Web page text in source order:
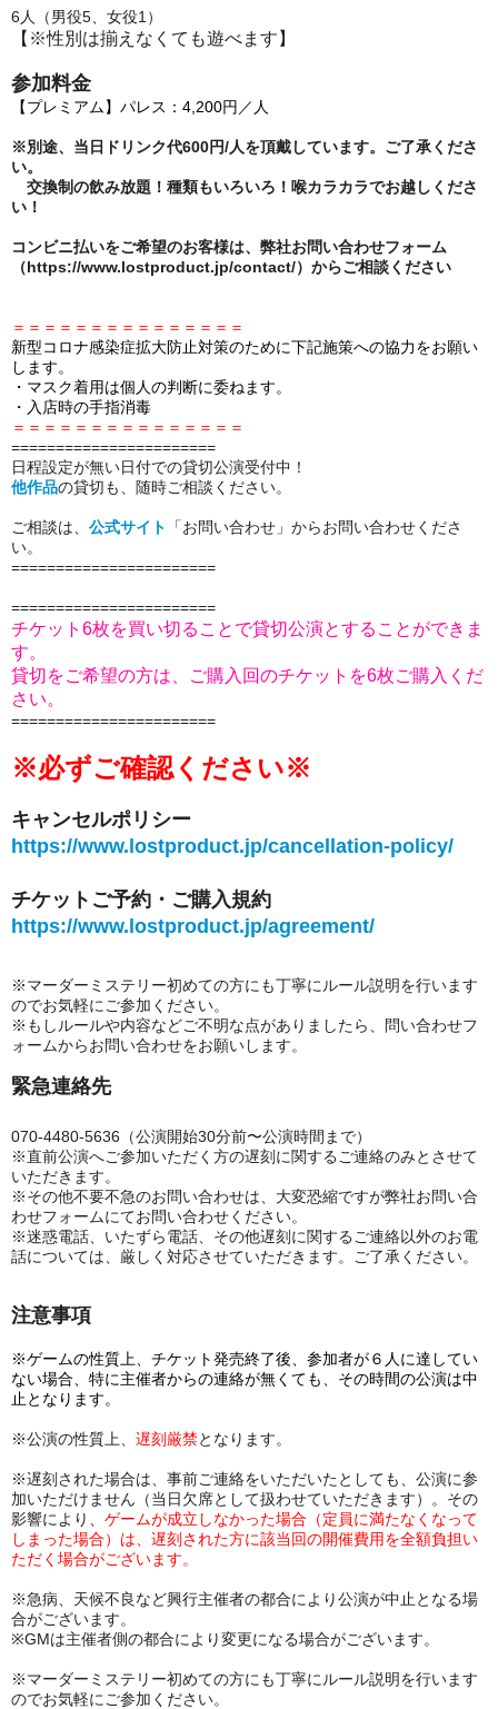
6人（男役5、女役1）
【※性別は揃えなくても遊べます】
参加料金
【プレミアム】パレス：4,200円／人
※別途、当日ドリンク代600円/人を頂戴しています。ご了承くださ
い。
交換制の飲み放題！種類もいろいろ！喉カラカラでお越しくださ
い！
コンビニ払いをご希望のお客様は、弊社お問い合わせフォーム
（https://www.lostproduct.jp/contact/）からご相談ください
＝＝＝＝＝＝＝＝＝＝＝＝＝＝＝
新型コロナ感染症拡大防止対策のために下記施策への協力をお願い
します。
・マスク着用は個人の判断に委ねます。
・入店時の手指消毒
＝＝＝＝＝＝＝＝＝＝＝＝＝＝＝
=======================
日程設定が無い日付での貸切公演受付中！
他作品の貸切も、随時ご相談ください。
ご相談は、 公式サイト
「お問い合わせ」からお問い合わせくださ
い。
=======================
=======================
チケット6枚を買い切ることで貸切公演とすることができま
す。
貸切をご希望の方は、ご購入回のチケットを6枚ご購入くだ
さい。
=======================
※必ずご確認ください※
キャンセルポリシー
https://www.lostproduct.jp/cancellation-policy/
チケットご予約・ご購入規約
https://www.lostproduct.jp/agreement/
※マーダーミステリー初めての方にも丁寧にルール説明を行います
のでお気軽にご参加ください。
※もしルールや内容などご不明な点がありましたら、問い合わせフ
ォームからお問い合わせをお願いします。
緊急連絡先
070-4480-5636（公演開始30分前〜公演時間まで）
※直前公演へご参加いただく方の遅刻に関するご連絡のみとさせて
いただきます。
※その他不要不急のお問い合わせは、大変恐縮ですが弊社お問い合
わせフォームにてお問い合わせください。
※迷惑電話、いたずら電話、その他遅刻に関するご連絡以外のお電
話については、厳しく対応させていただきます。ご了承ください。
注意事項
※ゲームの性質上、 チケット発売終了後 、参加者が６人に達してい
ない場合 、特に主催者からの連絡が無くても、その時間の公演は中
止となります。
※公演の性質上、 遅刻厳禁となります。
※遅刻された場合は、事前ご連絡をいただいたとしても、公演に参
加いただけません（当日欠席として扱わせていただきます）。その
影響により、 ゲームが成立しなかった場合（定員に満たなくなって
しまった場合）は、遅刻された方に該当回の開催費用を全額負担い
ただく場合がございます。
※急病、天候不良など興行主催者の都合により公演が中止となる場
合がございます。
※GMは主催者側の都合により変更になる場合がございます。
※マーダーミステリー初めての方にも丁寧にルール説明を行います
のでお気軽にご参加ください。